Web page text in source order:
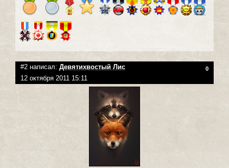
#2 написал: Девятихвостый Лис 0
12 октября 2011 15:11